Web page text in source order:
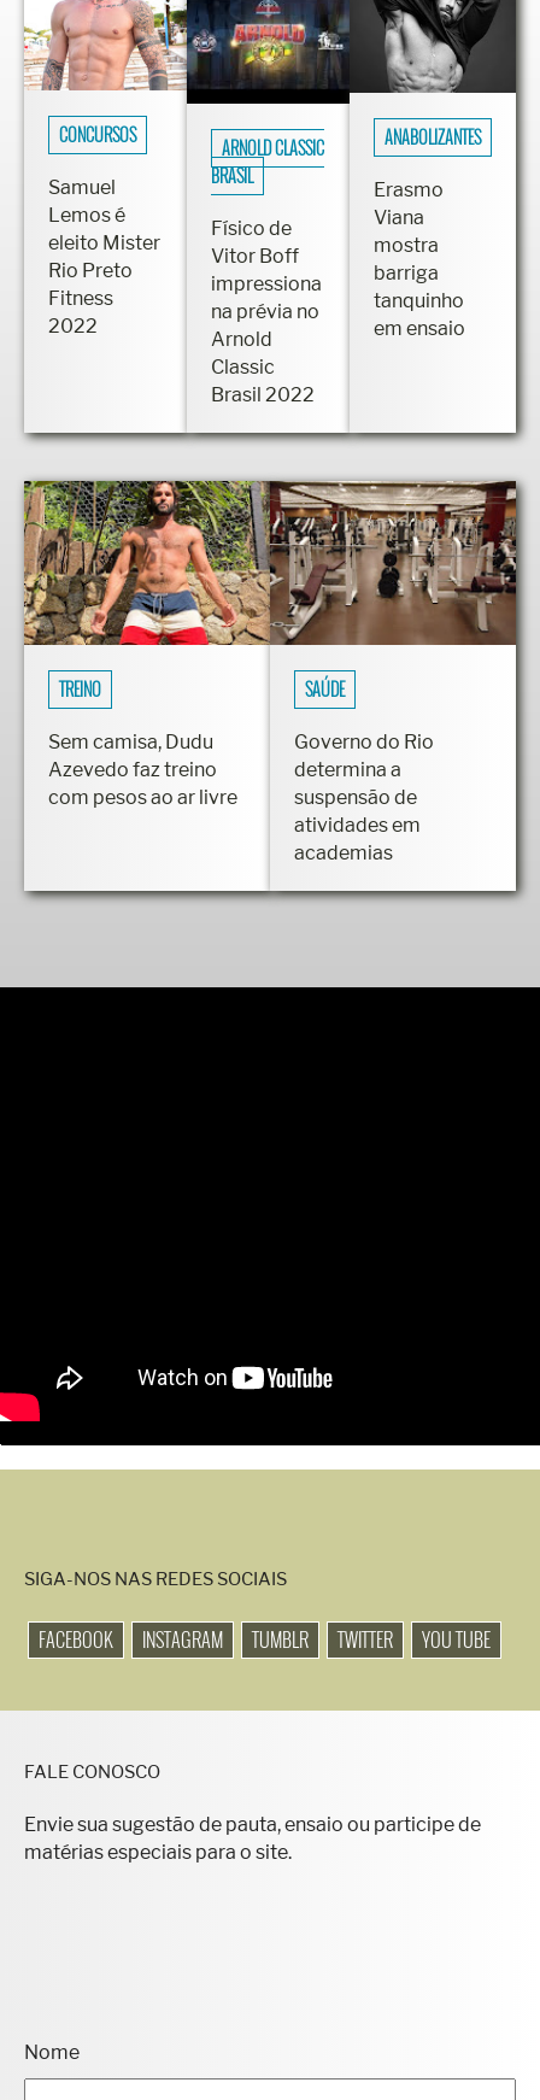
CONCURSOS
Samuel
Lemos é
eleito Mister
Rio Preto
Fitness
2022
ARNOLD CLASSIC
BRASIL
Físico de
Vitor Boff
impressiona
na prévia no
Arnold
Classic
Brasil 2022
ANABOLIZANTES
Erasmo
Viana
mostra
barriga
tanquinho
em ensaio
TREINO
Sem camisa, Dudu
Azevedo faz treino
com pesos ao ar livre
SAÚDE
Governo do Rio
determina a
suspensão de
atividades em
academias
SIGA-NOS NAS REDES SOCIAIS
FACEBOOK INSTAGRAM TUMBLR TWITTER YOU TUBE
FALE CONOSCO
Envie sua sugestão de pauta, ensaio ou participe de
matérias especiais para o site.
Nome